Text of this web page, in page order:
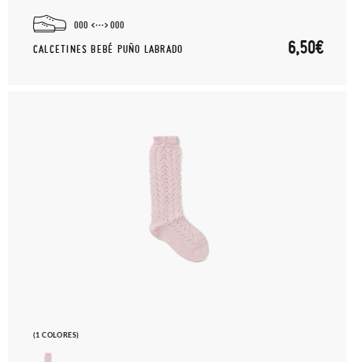
000 000
CALCETINES BEBÉ PUÑO LABRADO 6,50€
(1 COLORES)